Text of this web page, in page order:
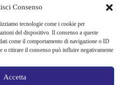
Consenso
tecnologie come i cookie per
del dispositivo. Il consenso a queste
come il comportamento di navigazione o ID
o ritirare il consenso può influire negativamente
Accetta